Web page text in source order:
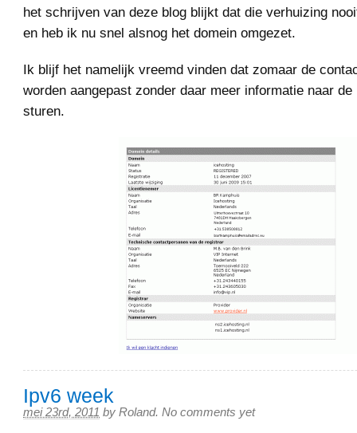
het schrijven van deze blog blijkt dat die verhuizing
en heb ik nu snel alsnog het domein omgezet.
Ik blijf het namelijk vreemd vinden dat zomaar de
worden aangepast zonder daar meer informatie naar
sturen.
Ipv6 week
mei 23rd, 2011 by Roland. No comments yet